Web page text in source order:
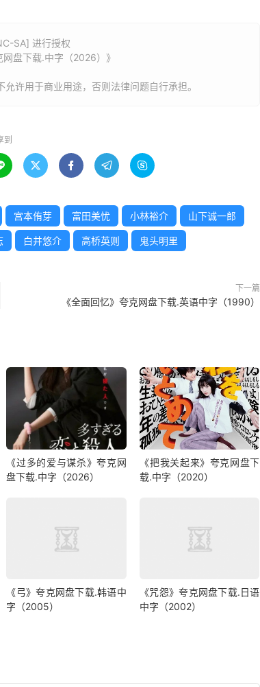
SA] 进行授权
盘下载.中字（2026）》
许用于商业用途，否则法律问题自行承担。
到
   
宫本侑芽 富田美忧 小林裕介 山下诚一郎
白井悠介 高桥英则 鬼头明里
下一篇
《全面回忆》夸克网盘下载.英语中字（1990）
《过多的爱与谋杀》夸克网
盘下载.中字（2026）
《把我关起来》夸克网盘下
载.中字（2020）
《弓》夸克网盘下载.韩语中
字（2005）
《咒怨》夸克网盘下载.日语
中字（2002）